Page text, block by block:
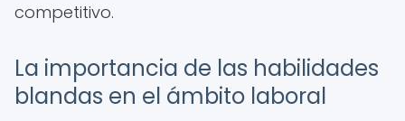
competitivo.
La importancia de las habilidades
blandas en el ámbito laboral